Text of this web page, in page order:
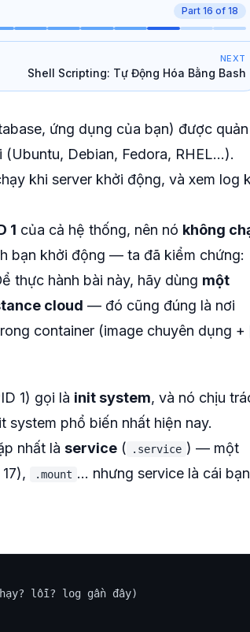
Part 16 of 18
NEXT
Shell Scripting: Tự Động Hóa Bằng Bash
ứng dụng của bạn) được quản
Debian, Fedora, RHEL...).
khi server khởi động, và xem log
1 của cả hệ thống, nên nó không
bạn khởi động — ta đã kiểm chứng:
thực hành bài này, hãy dùng một
cloud — đó cũng đúng là nơi
container (image chuyên dụng +
1) gọi là init system, và nó chịu
system phổ biến nhất hiện nay.
nhất là service ( .service ) — một
.mount ... nhưng service là cái bạn
lỗi? log gần đây)